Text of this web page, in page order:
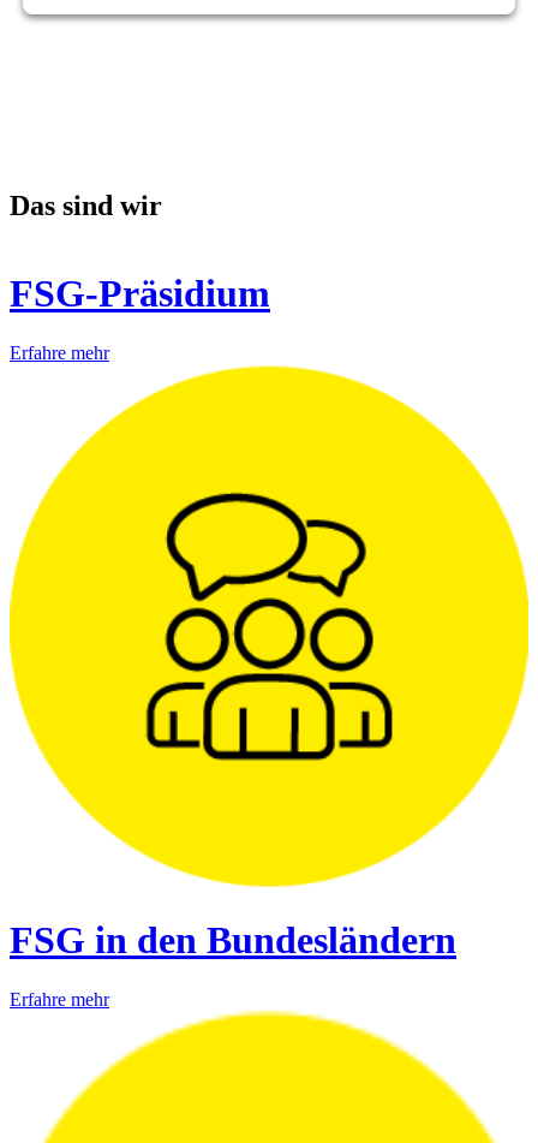
Das sind wir
FSG-Präsidium
Erfahre mehr
FSG in den Bundesländern
Erfahre mehr